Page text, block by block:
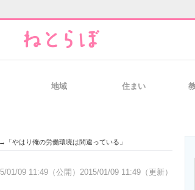
経営リーダー
地域 住まい
やはり俺の労働環境は間違っている」
01/09 11:49（公開） 2015/01/09 11:49（更新）